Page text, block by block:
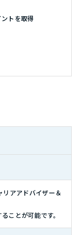
トを取得
アアドバイザー＆
ことが可能です。